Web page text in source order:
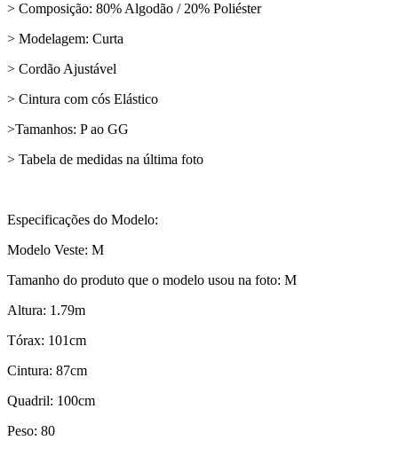
> Composição: 80% Algodão / 20% Poliéster
> Modelagem: Curta
> Cordão Ajustável
> Cintura com cós Elástico
>Tamanhos: P ao GG
> Tabela de medidas na última foto
Especificações do Modelo:
Modelo Veste: M
Tamanho do produto que o modelo usou na foto: M
Altura: 1.79m
Tórax: 101cm
Cintura: 87cm
Quadril: 100cm
Peso: 80